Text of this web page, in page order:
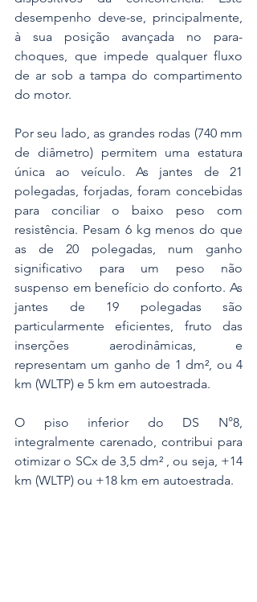
desempenho deve-se, principalmente,
à sua posição avançada no para-
choques, que impede qualquer fluxo
de ar sob a tampa do compartimento
do motor.
Por seu lado, as grandes rodas (740 mm
de diâmetro) permitem uma estatura
única ao veículo. As jantes de 21
polegadas, forjadas, foram concebidas
para conciliar o baixo peso com
resistência. Pesam 6 kg menos do que
as de 20 polegadas, num ganho
significativo para um peso não
suspenso em benefício do conforto. As
jantes de 19 polegadas são
particularmente eficientes, fruto das
inserções aerodinâmicas, e
representam um ganho de 1 dm², ou 4
km (WLTP) e 5 km em autoestrada.
O piso inferior do DS N°8,
integralmente carenado, contribui para
otimizar o SCx de 3,5 dm² , ou seja, +14
km (WLTP) ou +18 km em autoestrada.